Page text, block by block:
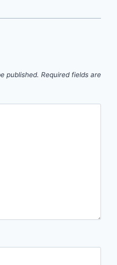
published. Required fields are